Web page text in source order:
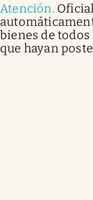
Atención.
bienes de
que hayan